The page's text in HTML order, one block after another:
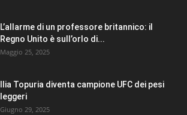
L’allarme di un professore britannico: il
Regno Unito è sull’orlo di...
Maggio 25, 2025
Ilia Topuria diventa campione UFC dei pesi
leggeri
Giugno 29, 2025